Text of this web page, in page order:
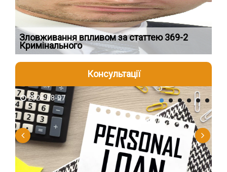
Зловживання впливом за статтею 369-2
Кримінального
Консультації
2026-08-07